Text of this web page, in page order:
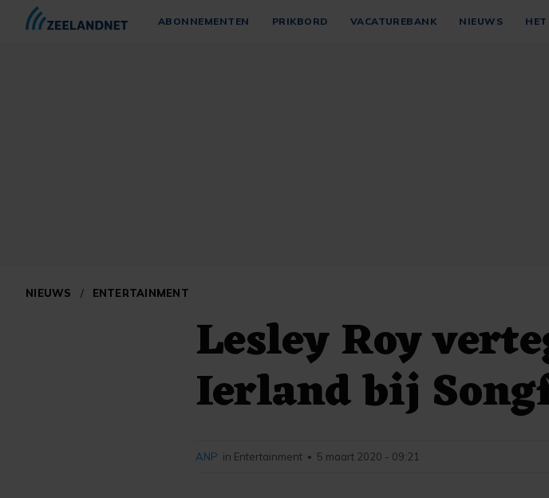
ABONNEMENTEN PRIKBORD VACATUREBANK NIEUWS HET
NIEUWS / ENTERTAINMENT
Lesley Roy
Ierland bij
ANP in Entertainment • 5 maart 2020 - 09:21